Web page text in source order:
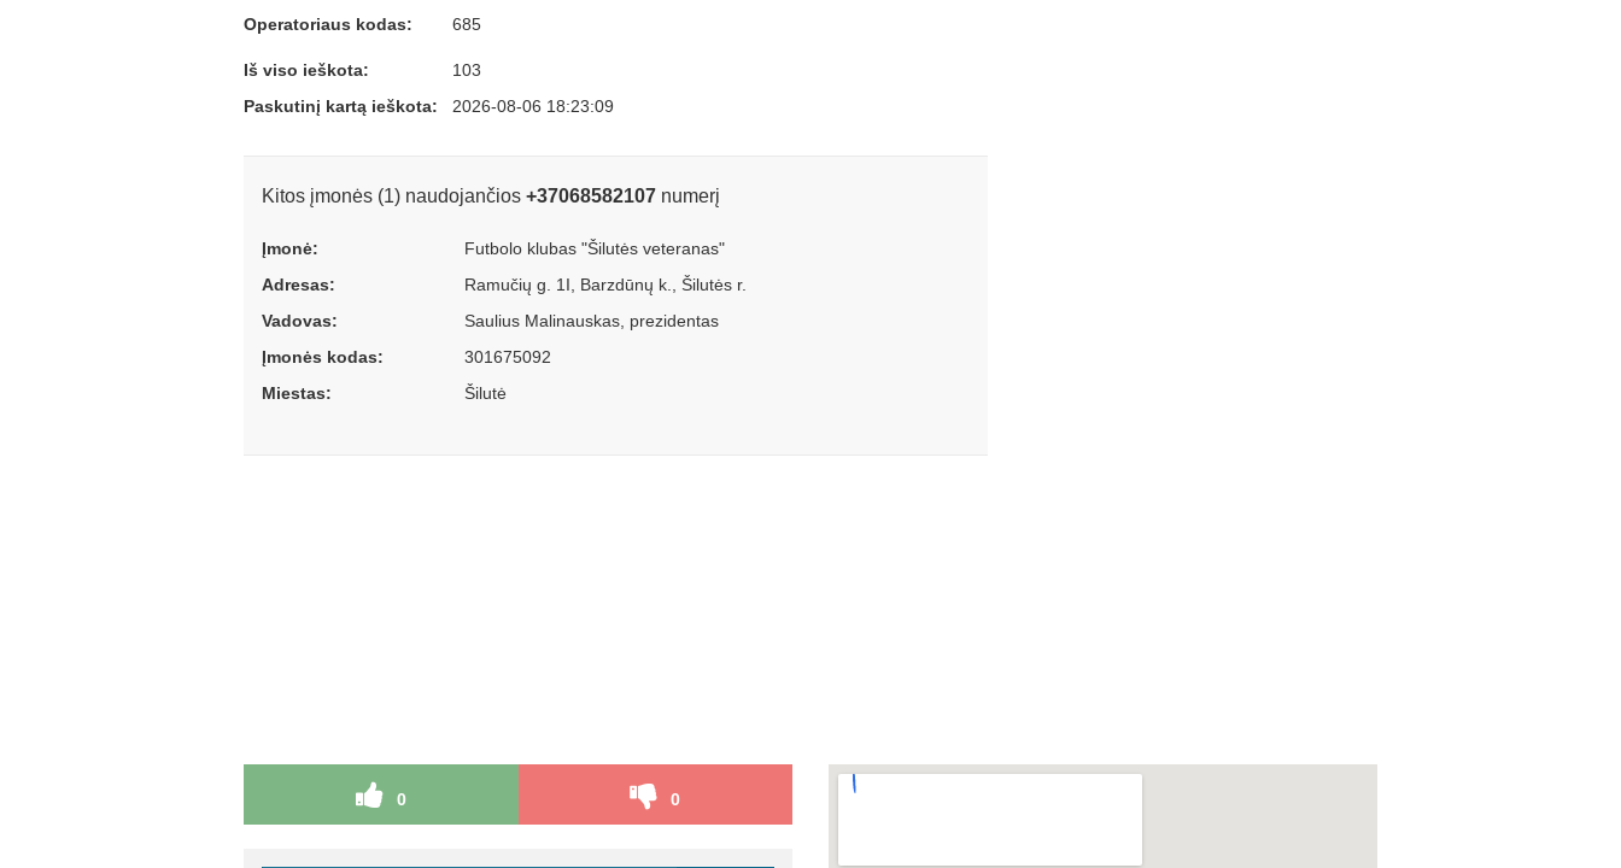
Operatoriaus kodas:
685
Iš viso ieškota:
103
Paskutinį kartą ieškota:
2026-08-06 18:23:09
Kitos įmonės (1) naudojančios +37068582107 numerį
Įmonė:
Futbolo klubas "Šilutės veteranas"
Adresas:
Ramučių g. 1I, Barzdūnų k., Šilutės r.
Vadovas:
Saulius Malinauskas, prezidentas
Įmonės kodas:
301675092
Miestas:
Šilutė
0 0